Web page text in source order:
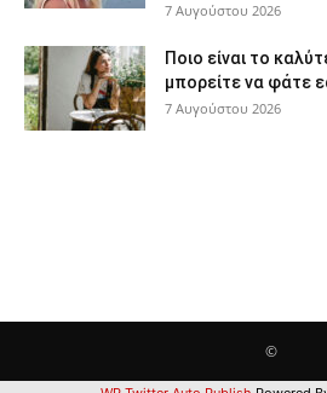
7 Αυγούστου 2026
Ποιο είναι το
μπορείτε να φάτε
7 Αυγούστου 2026
©